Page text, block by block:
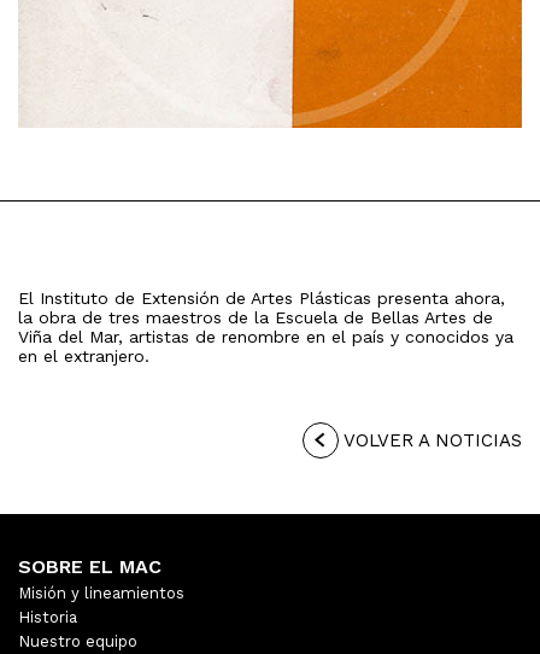
El Instituto de Extensión de Artes Plásticas presenta ahora,
la obra de tres maestros de la Escuela de Bellas Artes de
Viña del Mar, artistas de renombre en el país y conocidos ya
en el extranjero.
VOLVER A NOTICIAS
SOBRE EL MAC
Misión y lineamientos
Historia
Nuestro equipo